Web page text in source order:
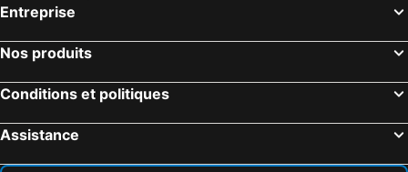
Entreprise
Nos produits
Conditions et politiques
Assistance